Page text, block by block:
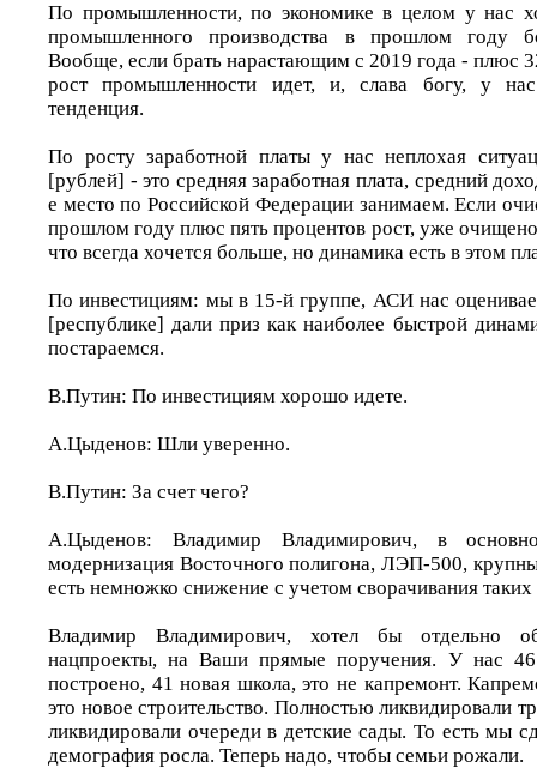
По промышленности, по экономике в целом у нас
промышленного производства в прошлом году
Вообще, если брать нарастающим с 2019 года - плюс
рост промышленности идет, и, слава богу, у
тенденция.
По росту заработной платы у нас неплохая
[рублей] - это средняя заработная плата, средний
е место по Российской Федерации занимаем. Если
прошлом году плюс пять процентов рост, уже
что всегда хочется больше, но динамика есть в этом
По инвестициям: мы в 15-й группе, АСИ нас
[республике] дали приз как наиболее быстрой
постараемся.
В.Путин: По инвестициям хорошо идете.
А.Цыденов: Шли уверенно.
В.Путин: За счет чего?
А.Цыденов: Владимир Владимирович, в
модернизация Восточного полигона, ЛЭП-500,
есть немножко снижение с учетом сворачивания
Владимир Владимирович, хотел бы отдельно
нацпроекты, на Ваши прямые поручения. У нас
построено, 41 новая школа, это не капремонт.
это новое строительство. Полностью ликвидировали
ликвидировали очереди в детские сады. То есть мы
демография росла. Теперь надо, чтобы семьи рожали.